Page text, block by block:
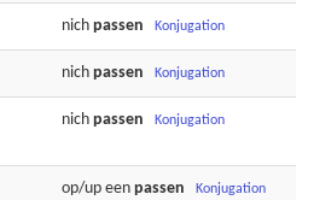
nich passen Konjugation
nich passen Konjugation
nich passen Konjugation
op/up een passen Konjugation